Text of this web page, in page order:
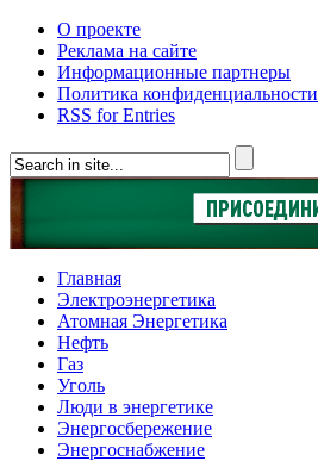
О проекте
Реклама на сайте
Информационные партнеры
Политика конфиденциальности
RSS for Entries
Главная
Электроэнергетика
Атомная Энергетика
Нефть
Газ
Уголь
Люди в энергетике
Энергосбережение
Энергоснабжение